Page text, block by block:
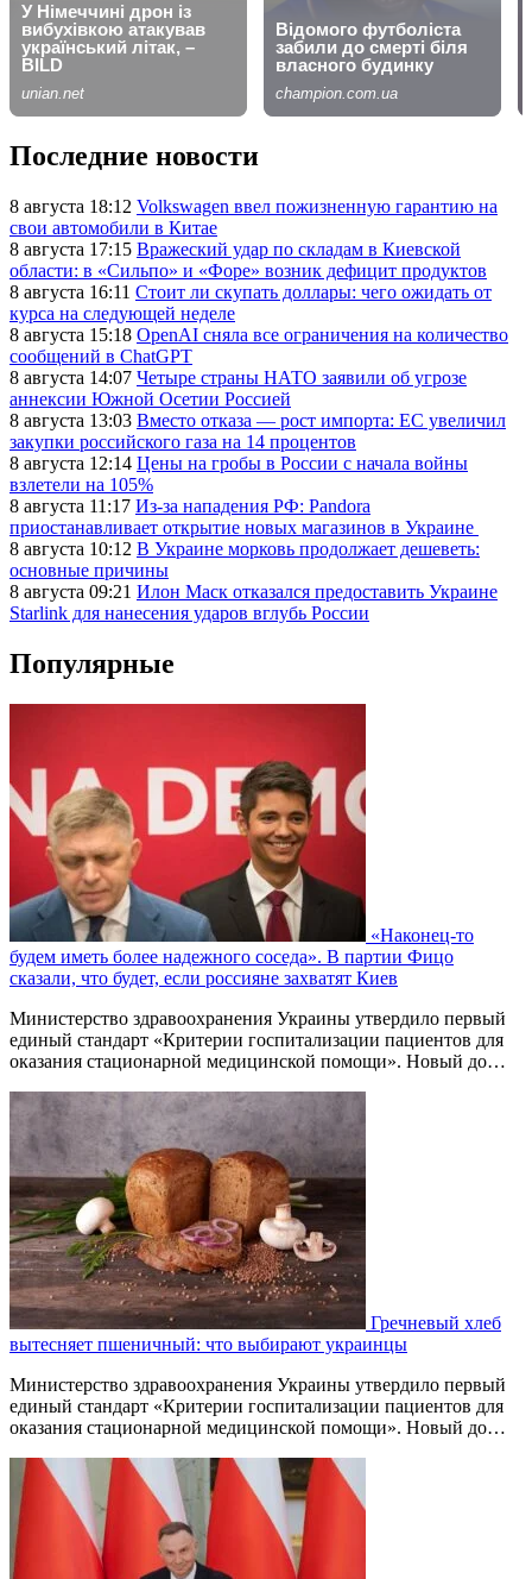
Последние новости
8 августа 18:12 Volkswagen ввел пожизненную гарантию на
свои автомобили в Китае
8 августа 17:15 Вражеский удар по складам в Киевской
области: в «Сильпо» и «Форе» возник дефицит продуктов
8 августа 16:11 Стоит ли скупать доллары: чего ожидать от
курса на следующей неделе
8 августа 15:18 OpenAI сняла все ограничения на количество
сообщений в ChatGPT
8 августа 14:07 Четыре страны НАТО заявили об угрозе
аннексии Южной Осетии Россией
8 августа 13:03 Вместо отказа — рост импорта: ЕС увеличил
закупки российского газа на 14 процентов
8 августа 12:14 Цены на гробы в России с начала войны
взлетели на 105%
8 августа 11:17 Из-за нападения РФ: Pandora
приостанавливает открытие новых магазинов в Украине
8 августа 10:12 В Украине морковь продолжает дешеветь:
основные причины
8 августа 09:21 Илон Маск отказался предоставить Украине
Starlink для нанесения ударов вглубь России
Популярные
«Наконец-то
будем иметь более надежного соседа». В партии Фицо
сказали, что будет, если россияне захватят Киев
Министерство здравоохранения Украины утвердило первый
единый стандарт «Критерии госпитализации пациентов для
оказания стационарной медицинской помощи». Новый до…
Гречневый хлеб
вытесняет пшеничный: что выбирают украинцы
Министерство здравоохранения Украины утвердило первый
единый стандарт «Критерии госпитализации пациентов для
оказания стационарной медицинской помощи». Новый до…